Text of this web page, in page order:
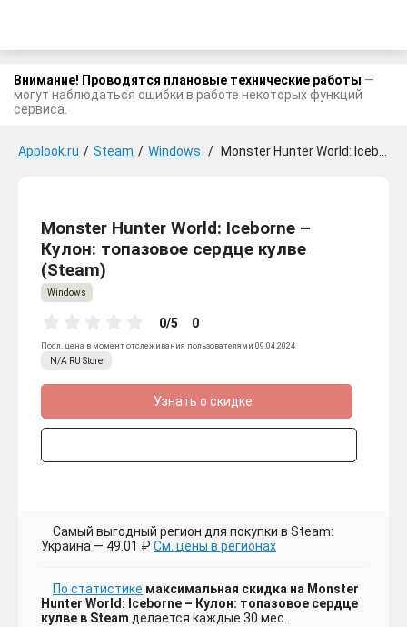
Внимание! Проводятся плановые технические работы —
могут наблюдаться ошибки в работе некоторых функций
сервиса.
Applook.ru / Steam / Windows / Monster Hunter World: Iceborne - Кулон: топазовое сердце кулве
Monster Hunter World: Iceborne –
Кулон: топазовое сердце кулве
(Steam)
Windows
0/5 0
Посл. цена в момент отслеживания пользователями 09.04.2024
N/A RU Store
Узнать о скидке
Самый выгодный регион для покупки в Steam:
Украина — 49.01 ₽ См. цены в регионах
По статистике максимальная скидка на Monster
Hunter World: Iceborne – Кулон: топазовое сердце
кулве в Steam делается каждые 30 мес.